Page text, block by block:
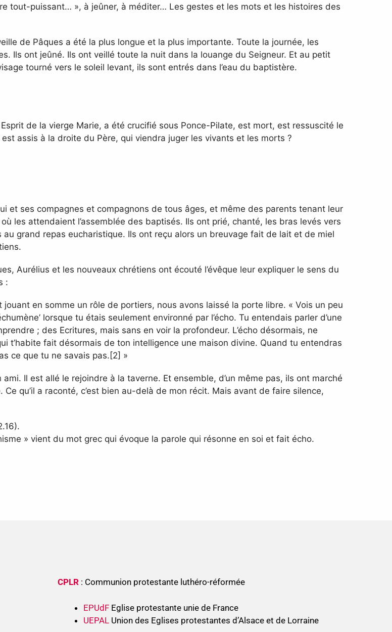
tout-puissant… », à jeûner, à méditer… Les gestes et les mots et les histoires des
de Pâques a été la plus longue et la plus importante. Toute la journée, les
Ils ont jeûné. Ils ont veillé toute la nuit dans la louange du Seigneur. Et au petit
tourné vers le soleil levant, ils sont entrés dans l’eau du baptistère.
de la vierge Marie, a été crucifié sous Ponce-Pilate, est mort, est ressuscité le
assis à la droite du Père, qui viendra juger les vivants et les morts ?
et ses compagnes et compagnons de tous âges, et même des parents tenant leur
les attendaient l’assemblée des baptisés. Ils ont prié, chanté, les bras levés vers
grand repas eucharistique. Ils ont reçu alors un breuvage fait de lait et de miel
Aurélius et les nouveaux chrétiens ont écouté l’évêque leur expliquer le sens du
:
en somme un rôle de portiers, nous avons laissé la porte libre. « Vois un peu
lorsque tu étais seulement environné par l’écho. Tu entendais parler d’une
; des Ecritures, mais sans en voir la profondeur. L’écho désormais, ne
t’habite fait désormais de ton intelligence une maison divine. Quand tu entendras
ce que tu ne savais pas.[2] »
Il est allé le rejoindre à la taverne. Et ensemble, d’un même pas, ils ont marché
qu’il a raconté, c’est bien au-delà de mon récit. Mais avant de faire silence,
» vient du mot grec qui évoque la parole qui résonne en soi et fait écho.
CPLR : Communion protestante luthéro-réformée
EPUdF Eglise protestante unie de France
UEPAL Union des Eglises protestantes d’Alsace et de Lorraine